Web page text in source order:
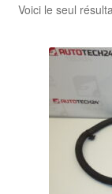
Voici le seul